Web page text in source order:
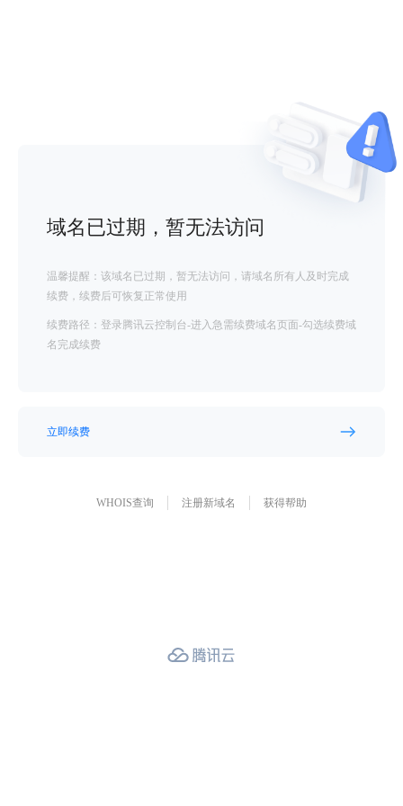
域名已过期，暂无法访问
温馨提醒：该域名已过期，暂无法访问，请域名所有人及时完成
续费，续费后可恢复正常使用
续费路径：登录腾讯云控制台-进入急需续费域名页面-勾选续费域
名完成续费
立即续费
WHOIS查询 注册新域名 获得帮助